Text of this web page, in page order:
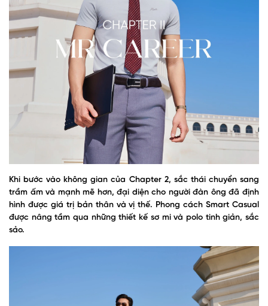
Khi bước vào không gian của Chapter 2, sắc thái chuyển sang
trầm ấm và mạnh mẽ hơn, đại diện cho người đàn ông đã định
hình được giá trị bản thân và vị thế. Phong cách Smart Casual
được nâng tầm qua những thiết kế sơ mi và polo tinh giản, sắc
sảo.